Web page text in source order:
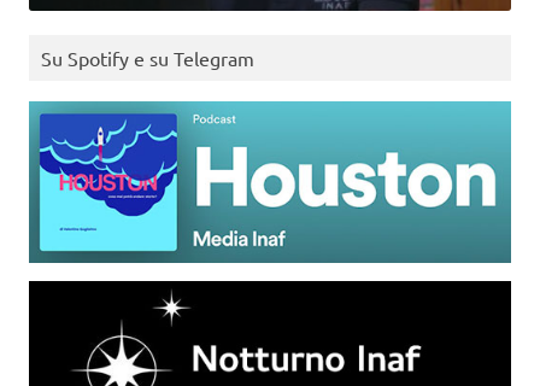
Su Spotify e su Telegram